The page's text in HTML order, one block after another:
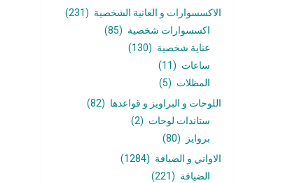
الاكسسوارات و العانية الشخصية (231)
اكسسوارات شخصية (85)
عناية شخصية (130)
ساعات (11)
المظلات (5)
اللوحات و البراويز و قواعدها (82)
ستاندات لوحات (2)
بروايز
(80)
الاواني و الضيافة (1284)
الضيافة (221)